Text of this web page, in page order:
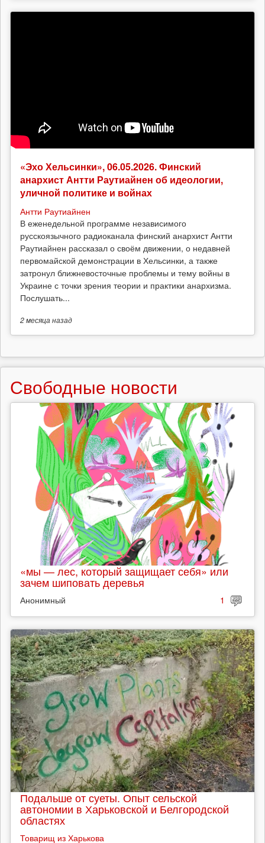
«Эхо Хельсинки», 06.05.2026. Финский
анархист Антти Раутиайнен об идеологии,
уличной политике и войнах
Антти Раутиайнен
В еженедельной программе независимого
русскоязычного радиоканала финский анархист Антти
Раутиайнен рассказал о своём движении, о недавней
первомайской демонстрации в Хельсинки, а также
затронул ближневосточные проблемы и тему войны в
Украине с точки зрения теории и практики анархизма.
Послушать...
2 месяцаназад
Свободные новости
«мы — лес, который защищает себя» или
зачем шиповать деревья
Анонимный 1
Подальше от суеты. Опыт сельской
автономии в Харьковской и Белгородской
областях
Товарищ из Харькова